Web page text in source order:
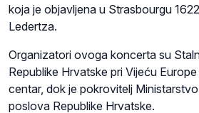
koja je objavljena u Strasbourgu
Ledertza.
Organizatori ovoga koncerta su
Republike Hrvatske pri Vijeću
centar, dok je pokrovitelj
poslova Republike Hrvatske.